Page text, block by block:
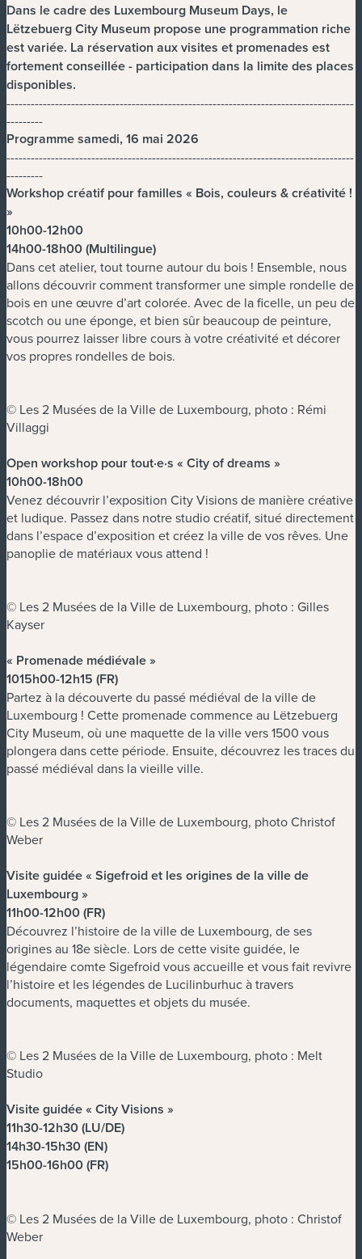
Dans le cadre des Luxembourg Museum Days, le
Lëtzebuerg City Museum propose une programmation riche
est variée. La réservation aux visites et promenades est
fortement conseillée - participation dans la limite des places
disponibles.
--------------------------------------------------------------------------------------
---------
Programme samedi, 16 mai 2026
--------------------------------------------------------------------------------------
---------
Workshop créatif pour familles « Bois, couleurs & créativité !
»
10h00-12h00
14h00-18h00 (Multilingue)
Dans cet atelier, tout tourne autour du bois ! Ensemble, nous
allons découvrir comment transformer une simple rondelle de
bois en une œuvre d’art colorée. Avec de la ficelle, un peu de
scotch ou une éponge, et bien sûr beaucoup de peinture,
vous pourrez laisser libre cours à votre créativité et décorer
vos propres rondelles de bois.
© Les 2 Musées de la Ville de Luxembourg, photo : Rémi
Villaggi
Open workshop pour tout·e·s « City of dreams »
10h00-18h00
Venez découvrir l’exposition City Visions de manière créative
et ludique. Passez dans notre studio créatif, situé directement
dans l’espace d’exposition et créez la ville de vos rêves. Une
panoplie de matériaux vous attend !
© Les 2 Musées de la Ville de Luxembourg, photo : Gilles
Kayser
« Promenade médiévale »
1015h00-12h15 (FR)
Partez à la découverte du passé médiéval de la ville de
Luxembourg ! Cette promenade commence au Lëtzebuerg
City Museum, où une maquette de la ville vers 1500 vous
plongera dans cette période. Ensuite, découvrez les traces du
passé médiéval dans la vieille ville.
© Les 2 Musées de la Ville de Luxembourg, photo Christof
Weber
Visite guidée « Sigefroid et les origines de la ville de
Luxembourg »
11h00-12h00 (FR)
Découvrez l’histoire de la ville de Luxembourg, de ses
origines au 18e siècle. Lors de cette visite guidée, le
légendaire comte Sigefroid vous accueille et vous fait revivre
l’histoire et les légendes de Lucilinburhuc à travers
documents, maquettes et objets du musée.
© Les 2 Musées de la Ville de Luxembourg, photo : Melt
Studio
Visite guidée « City Visions »
11h30-12h30 (LU/DE)
14h30-15h30 (EN)
15h00-16h00 (FR)
© Les 2 Musées de la Ville de Luxembourg, photo : Christof
Weber